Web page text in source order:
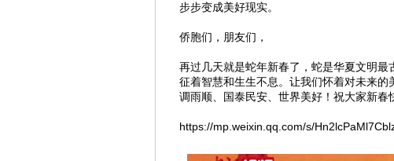
步步变成美好现实。
侨胞们，朋友们，
再过几天就是蛇年新春了，蛇是华夏文明
征着智慧和生生不息。让我们怀着对未来
调雨顺、国泰民安、世界美好！祝大家新春
https://mp.weixin.qq.com/s/